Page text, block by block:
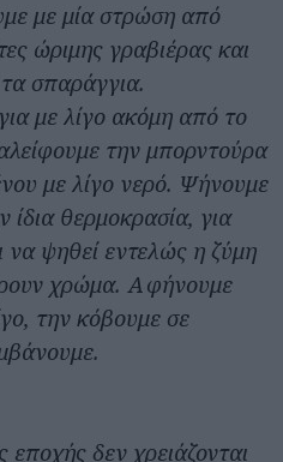
με μία στρώση από
ώριμης γραβιέρας και
σπαράγγια.
με λίγο ακόμη από το
την μπορντούρα
με λίγο νερό. Ψήνουμε
θερμοκρασία, για
να ψηθεί εντελώς η ζύμη
χρώμα. Αφήνουμε
την κόβουμε σε
δεν χρειάζονται